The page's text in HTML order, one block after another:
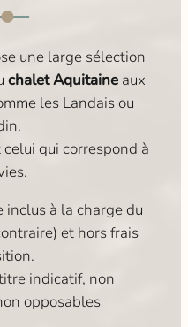
une large sélection
chalet Aquitaine aux
les Landais ou
qui correspond à
inclus à la charge du
et hors frais
indicatif, non
opposables